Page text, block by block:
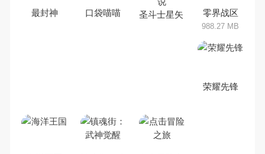
集，欢迎大家前来选择下载体验
最封神 口袋喵喵 圣斗士星矢：正义传说
零界战区
988.27 MB
荣耀先锋